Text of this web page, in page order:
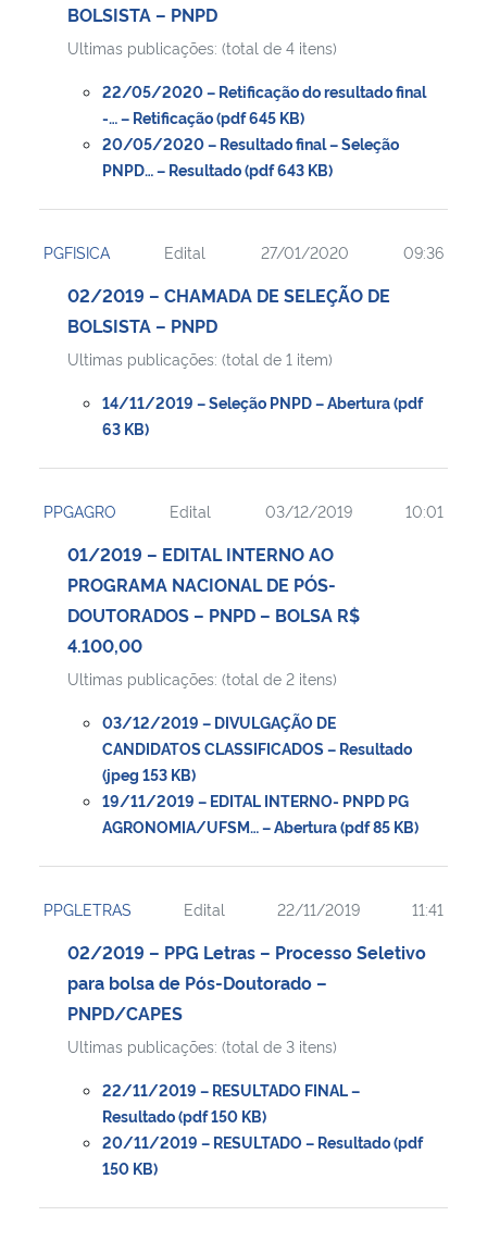
Banco Central do Brasil
BOLSISTA – PNPD
Ultimas publicações: (total de 4 itens)
22/05/2020 – Retificação do resultado final
-… – Retificação (pdf 645 KB)
20/05/2020 – Resultado final – Seleção
PNPD… – Resultado (pdf 643 KB)
PGFISICA Edital 27/01/2020 09:36
02/2019 – CHAMADA DE SELEÇÃO DE
BOLSISTA – PNPD
Ultimas publicações: (total de 1 item)
14/11/2019 – Seleção PNPD – Abertura (pdf
63 KB)
PPGAGRO Edital 03/12/2019 10:01
01/2019 – EDITAL INTERNO AO
PROGRAMA NACIONAL DE PÓS-
DOUTORADOS – PNPD – BOLSA R$
4.100,00
Ultimas publicações: (total de 2 itens)
03/12/2019 – DIVULGAÇÃO DE
CANDIDATOS CLASSIFICADOS – Resultado
(jpeg 153 KB)
19/11/2019 – EDITAL INTERNO- PNPD PG
AGRONOMIA/UFSM… – Abertura (pdf 85 KB)
PPGLETRAS Edital 22/11/2019 11:41
02/2019 – PPG Letras – Processo Seletivo
para bolsa de Pós-Doutorado –
PNPD/CAPES
Ultimas publicações: (total de 3 itens)
22/11/2019 – RESULTADO FINAL –
Resultado (pdf 150 KB)
20/11/2019 – RESULTADO – Resultado (pdf
150 KB)